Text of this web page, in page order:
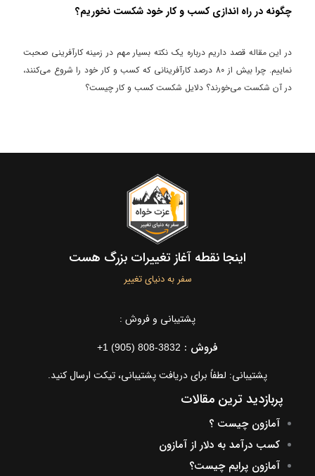
چگونه در راه اندازی کسب و کار خود شکست نخوریم؟
در این مقاله قصد داریم درباره یک نکته بسیار مهم در زمینه کارآفرینی صحبت
نماییم. چرا بیش از 80 درصد کارآفرینانی که کسب و کار خود را شروع می‌کنند،
در آن شکست می‌خورند؟ دلایل شکست کسب و کار چیست؟
اینجا نقطه آغاز تغییرات بزرگ هست
سفر به دنیای تغییر
پشتیبانی و فروش :
فروش : +1 (905) 808-3832
پشتیبانی: لطفاً برای دریافت پشتیبانی، تیکت ارسال کنید.
پربازدید ترین مقالات
آمازون چیست ؟
کسب درآمد به دلار از آمازون
آمازون پرایم چیست؟